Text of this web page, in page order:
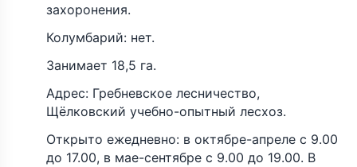
захоронения.
Колумбарий: нет.
Занимает 18,5 га.
Адрес: Гребневское лесничество,
Щёлковский учебно-опытный лесхоз.
Открыто ежедневно: в октябре-апреле с 9.00
до 17.00, в мае-сентябре с 9.00 до 19.00. В